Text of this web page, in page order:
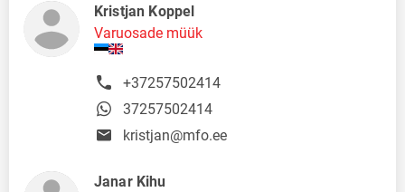
Kristjan Koppel
Varuosade müük
+37257502414
37257502414
kristjan@mfo.ee
Janar Kihu